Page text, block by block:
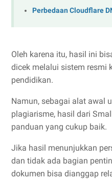
Perbedaan Cloudflare
Oleh karena itu, hasil ini
dicek melalui sistem resmi
pendidikan.
Namun, sebagai alat awal
plagiarisme, hasil dari
panduan yang cukup baik.
Jika hasil menunjukkan
dan tidak ada bagian
dokumen bisa dianggap